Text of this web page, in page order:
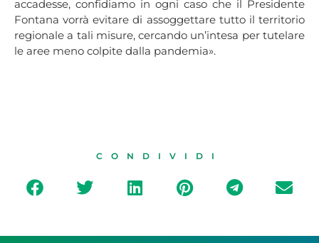
accadesse, confidiamo in ogni caso che il Presidente
Fontana vorrà evitare di assoggettare tutto il territorio
regionale a tali misure, cercando un’intesa per tutelare
le aree meno colpite dalla pandemia».
CONDIVIDI